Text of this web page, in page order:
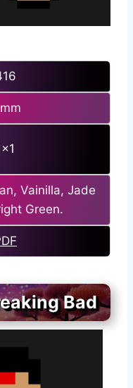
Vainilla, Jade
Green.
Bad